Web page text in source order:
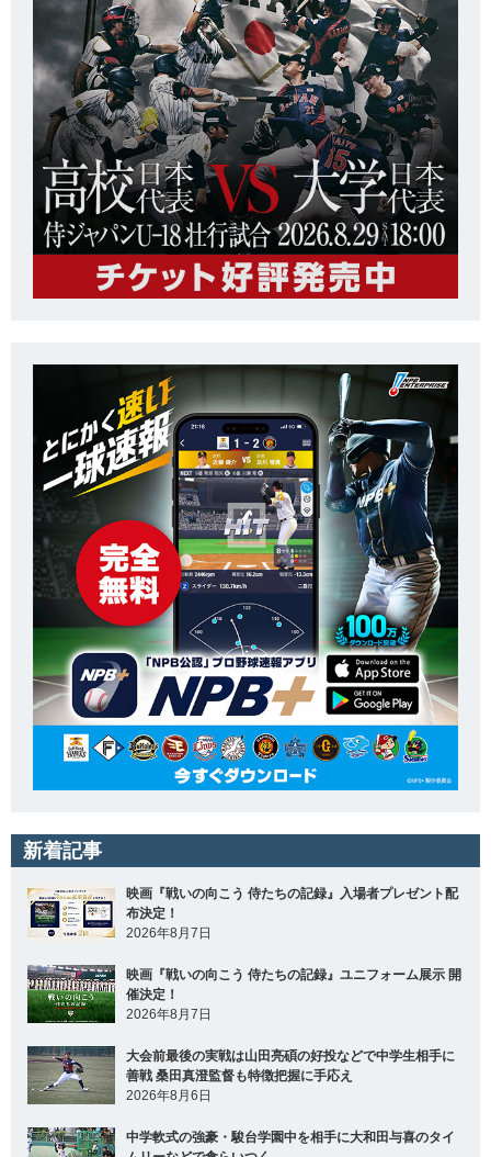
新着記事
映画『戦いの向こう 侍たちの記録』入場者プレゼント配
布決定！
2026年8月7日
映画『戦いの向こう 侍たちの記録』ユニフォーム展示 開
催決定！
2026年8月7日
大会前最後の実戦は山田亮碩の好投などで中学生相手に
善戦 桑田真澄監督も特徴把握に手応え
2026年8月6日
中学軟式の強豪・駿台学園中を相手に大和田与喜のタイ